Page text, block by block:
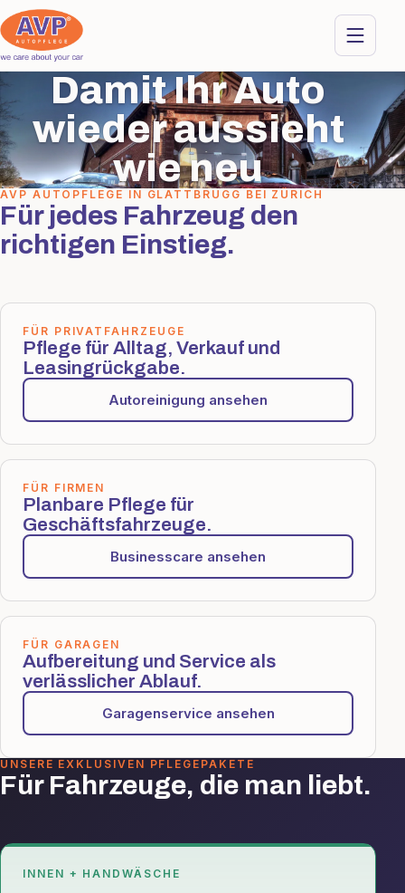
Damit Ihr Auto
wieder aussieht
wie neu
AVP AUTOPFLEGE IN GLATTBRUGG BEI ZÜRICH
Für jedes Fahrzeug den
richtigen Einstieg.
FÜR PRIVATFAHRZEUGE
Pflege für Alltag, Verkauf und
Leasingrückgabe.
Autoreinigung ansehen
FÜR FIRMEN
Planbare Pflege für
Geschäftsfahrzeuge.
Businesscare ansehen
FÜR GARAGEN
Aufbereitung und Service als
verlässlicher Ablauf.
Garagenservice ansehen
UNSERE EXKLUSIVEN PFLEGEPAKETE
Für Fahrzeuge, die man liebt.
INNEN + HANDWÄSCHE